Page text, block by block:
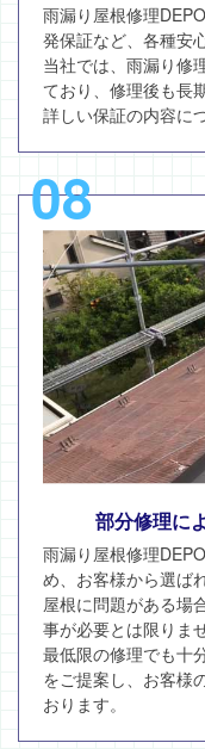
雨漏り屋根修理
発保証など、各種安
当社では、雨漏り修
ており、修理後も長
詳しい保証の内容に
08
部分修理に
雨漏り屋根修理
め、お客様から選ば
屋根に問題がある場
事が必要とは限りま
最低限の修理でも十
をご提案し、お客様
おります。